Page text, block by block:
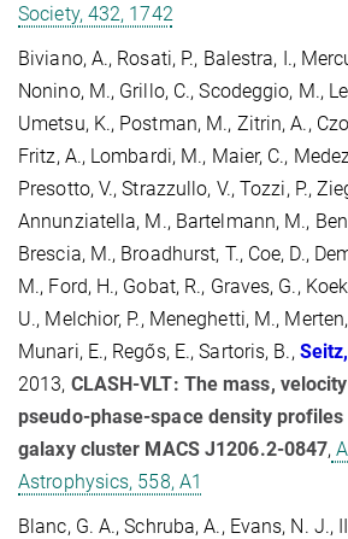
Society, 432, 1742
Biviano, A., Rosati, P., Balestra, I.,
Nonino, M., Grillo, C., Scodeggio, M.,
Umetsu, K., Postman, M., Zitrin, A.,
Fritz, A., Lombardi, M., Maier, C.,
Presotto, V., Strazzullo, V., Tozzi, P.,
Annunziatella, M., Bartelmann, M.,
Brescia, M., Broadhurst, T., Coe, D.,
M., Ford, H., Gobat, R., Graves, G.,
U., Melchior, P., Meneghetti, M.,
Munari, E., Regős, E., Sartoris, B.,
2013, CLASH-VLT: The mass,
pseudo-phase-space density
galaxy cluster MACS J1206.2-0847,
Astrophysics, 558, A1
Blanc, G. A., Schruba, A., Evans, N. J.,